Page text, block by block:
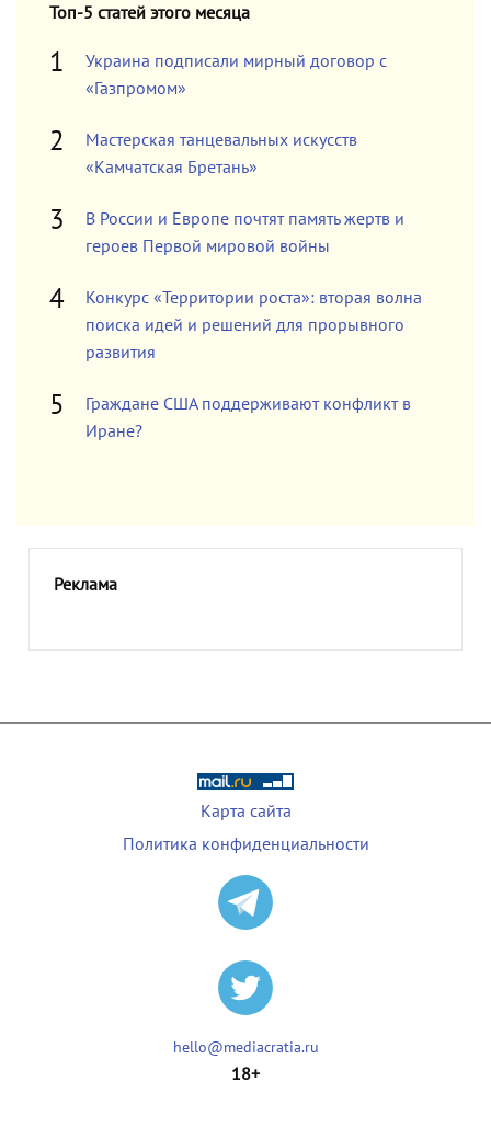
Топ-5 статей этого месяца
Украина подписали мирный договор с
«Газпромом»
Мастерская танцевальных искусств
«Камчатская Бретань»
В России и Европе почтят память жертв и
героев Первой мировой войны
Конкурс «Территории роста»: вторая волна
поиска идей и решений для прорывного
развития
Граждане США поддерживают конфликт в
Иране?
Реклама
Карта сайта
Политика конфиденциальности
hello@mediacratia.ru
18+